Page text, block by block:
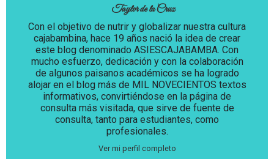
Taylor de la Cruz
Con el objetivo de nutrir y globalizar nuestra cultura
cajabambina, hace 19 años nació la idea de crear
este blog denominado ASIESCAJABAMBA. Con
mucho esfuerzo, dedicación y con la colaboración
de algunos paisanos académicos se ha logrado
alojar en el blog más de MIL NOVECIENTOS textos
informativos, convirtiéndose en la página de
consulta más visitada, que sirve de fuente de
consulta, tanto para estudiantes, como
profesionales.
Ver mi perfil completo